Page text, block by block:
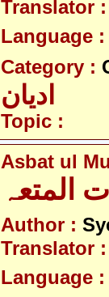
Translator :
Language :
Category :
ادیان
Topic :
Asbat ul
المتعہ
Author :
Translator :
Language :